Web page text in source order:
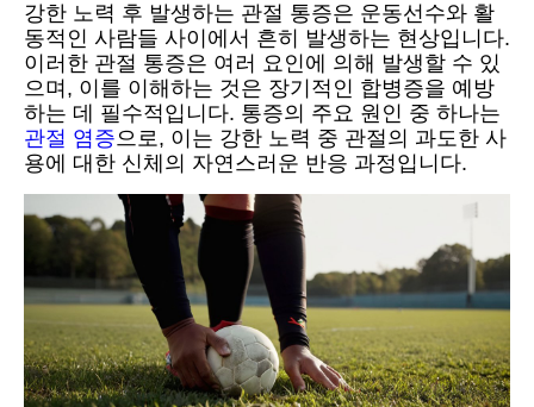
강한 노력 후 발생하는 관절 통증은 운동선수와 활
동적인 사람들 사이에서 흔히 발생하는 현상입니다.
이러한 관절 통증은 여러 요인에 의해 발생할 수 있
으며, 이를 이해하는 것은 장기적인 합병증을 예방
하는 데 필수적입니다. 통증의 주요 원인 중 하나는
관절 염증으로, 이는 강한 노력 중 관절의 과도한 사
용에 대한 신체의 자연스러운 반응 과정입니다.